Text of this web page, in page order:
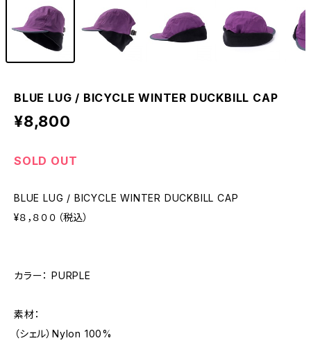
BLUE LUG / BICYCLE WINTER DUCKBILL CAP
¥8,800
SOLD OUT
BLUE LUG / BICYCLE WINTER DUCKBILL CAP
¥８，８００（税込）
カラー： PURPLE
素材：
（シェル）Nylon 100%